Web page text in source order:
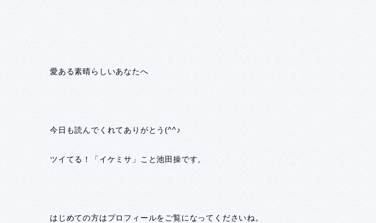
愛ある素晴らしいあなたへ
今日も読んでくれてありがとう(^^♪
ツイてる！「イケミサ」こと池田操です。
はじめての方はプロフィールをご覧になってくださいね。